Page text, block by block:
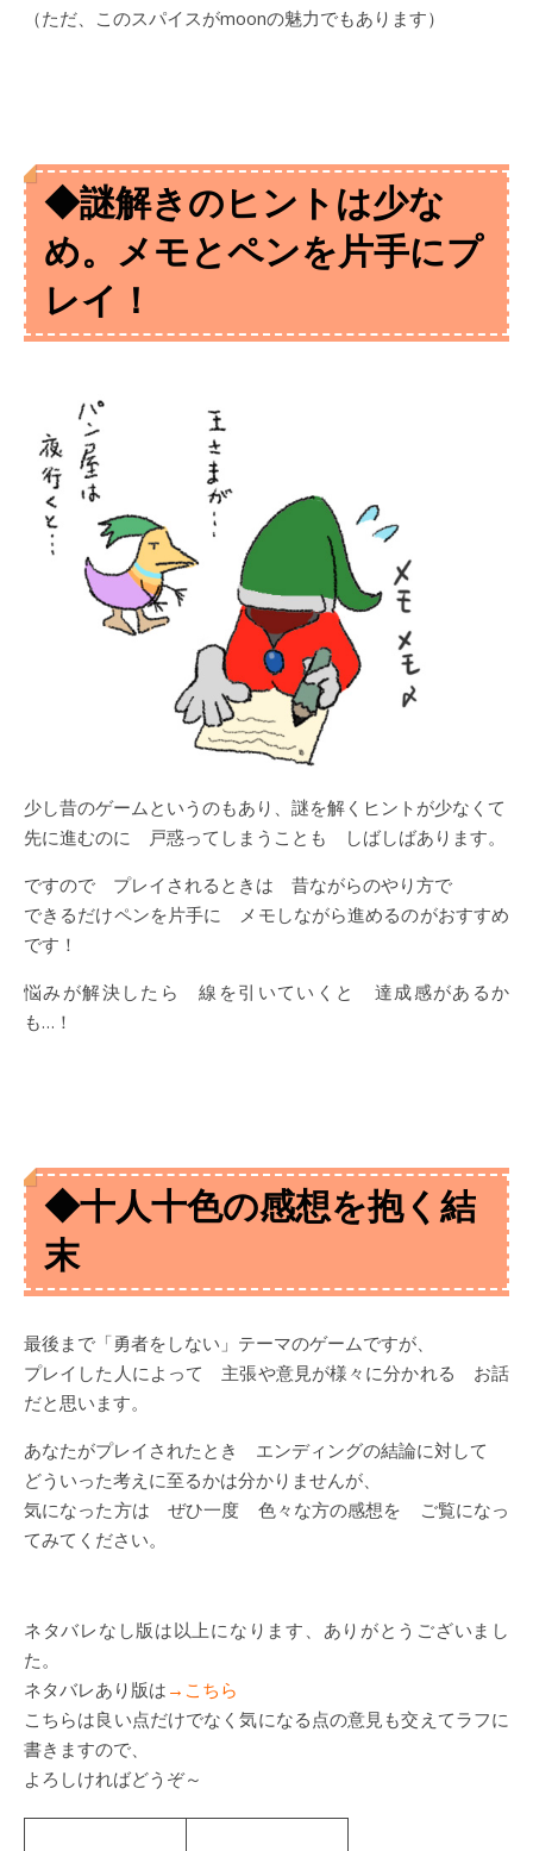
（ただ、このスパイスがmoonの魅力でもあります）
◆謎解きのヒントは少な
め。メモとペンを片手にプ
レイ！
少し昔のゲームというのもあり、謎を解くヒントが少なくて
先に進むのに 戸惑ってしまうことも しばしばあります。
ですので プレイされるときは 昔ながらのやり方で
できるだけペンを片手に メモしながら進めるのがおすすめ
です！
悩みが解決したら 線を引いていくと 達成感があるか
も…！
◆十人十色の感想を抱く結
末
最後まで「勇者をしない」テーマのゲームですが、
プレイした人によって 主張や意見が様々に分かれる お話
だと思います。
あなたがプレイされたとき エンディングの結論に対して
どういった考えに至るかは分かりませんが、
気になった方は ぜひ一度 色々な方の感想を ご覧になっ
てみてください。
ネタバレなし版は以上になります、ありがとうございまし
た。
ネタバレあり版は →こちら
こちらは良い点だけでなく気になる点の意見も交えてラフに
書きますので、
よろしければどうぞ～